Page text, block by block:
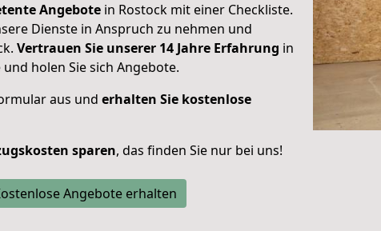
Angebote in Rostock mit einer Checkliste.
Dienste in Anspruch zu nehmen und
Vertrauen Sie unserer 14 Jahre Erfahrung in
holen Sie sich Angebote.
aus und erhalten Sie kostenlose
sparen, das finden Sie nur bei uns!
Angebote erhalten